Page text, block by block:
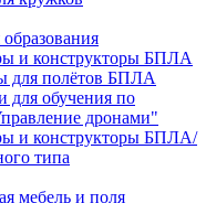
и конструкторы БПЛА
для полётов БПЛА
для обучения по
дронами"
и конструкторы БПЛА/
типа
мебель и поля